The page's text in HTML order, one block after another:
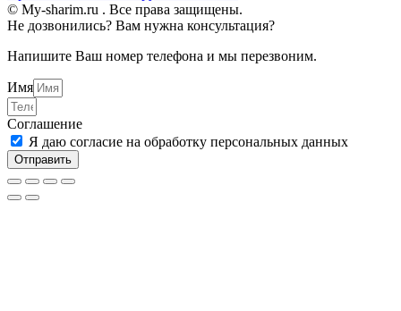
© My-sharim.ru . Все права защищены.
Не дозвонились? Вам нужна консультация?
Напишите Ваш номер телефона и мы перезвоним.
Имя
Соглашение
Я даю согласие на обработку персональных данных
Отправить